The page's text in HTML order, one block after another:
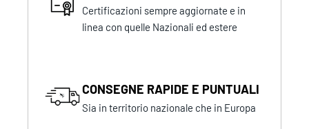
Certificazioni sempre aggiornate e in
linea con quelle Nazionali ed estere
CONSEGNE RAPIDE E PUNTUALI
Sia in territorio nazionale che in Europa